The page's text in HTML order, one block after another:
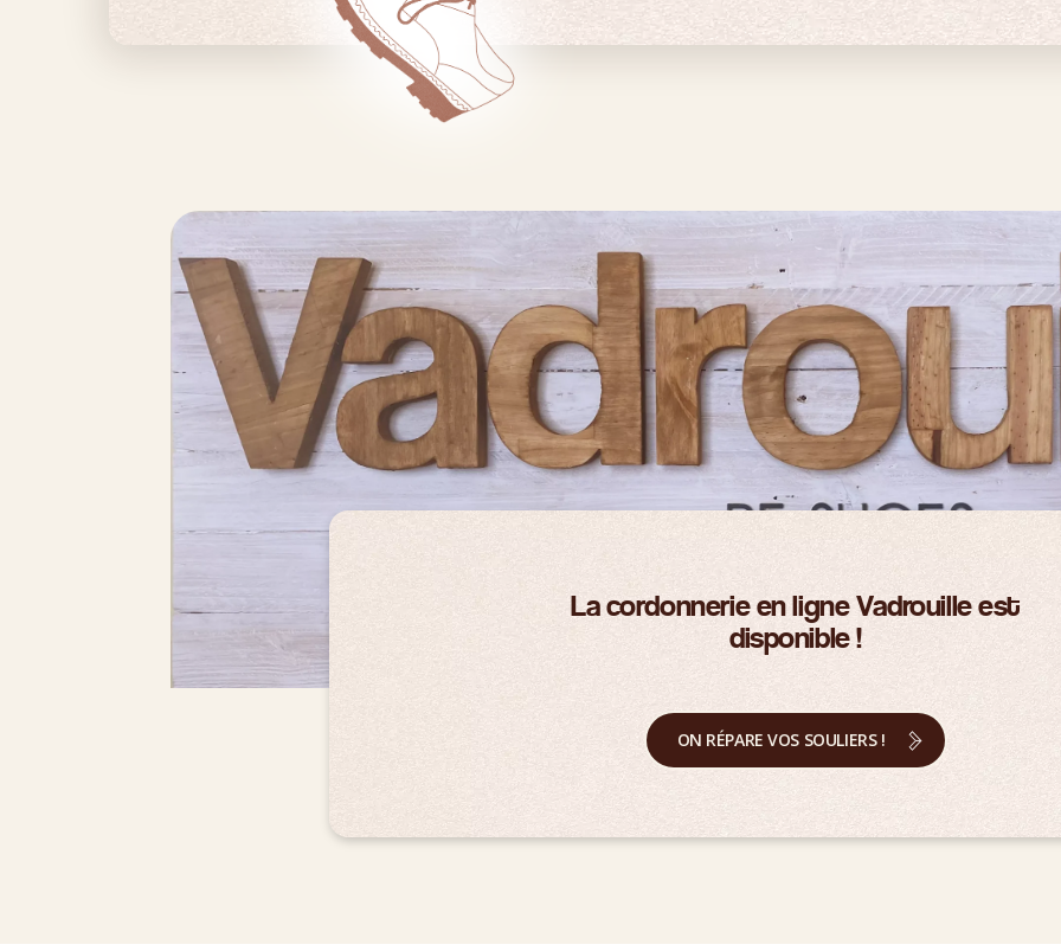
La cordonnerie en ligne Vadrouille est
disponible !
ON RÉPARE VOS SOULIERS !